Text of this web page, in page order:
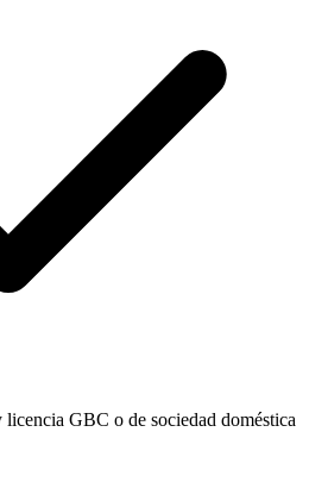
licencia GBC o de sociedad doméstica